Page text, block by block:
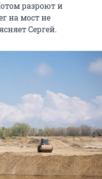
разроют и
на мост не
Сергей.